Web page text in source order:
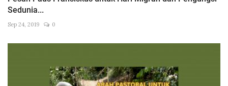
Sedunia...
Sep 24, 2019 0